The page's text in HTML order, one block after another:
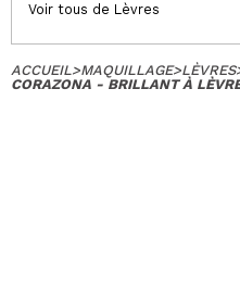
Voir tous de Lèvres
ACCUEIL>MAQUILLAGE>LÈVRES
CORAZONA - BRILLANT À